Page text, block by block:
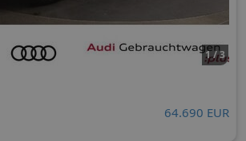
1 / 3
64.690 EUR